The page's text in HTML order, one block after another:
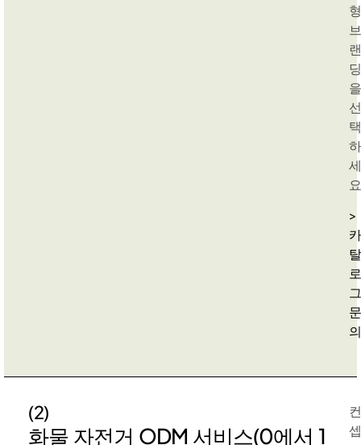
형
브
랜
딩
을
선
택
하
세
>
카
탈
로
그
문
의
(2)
화물 자전거 ODM 서비스(0에서 1
컨
셉